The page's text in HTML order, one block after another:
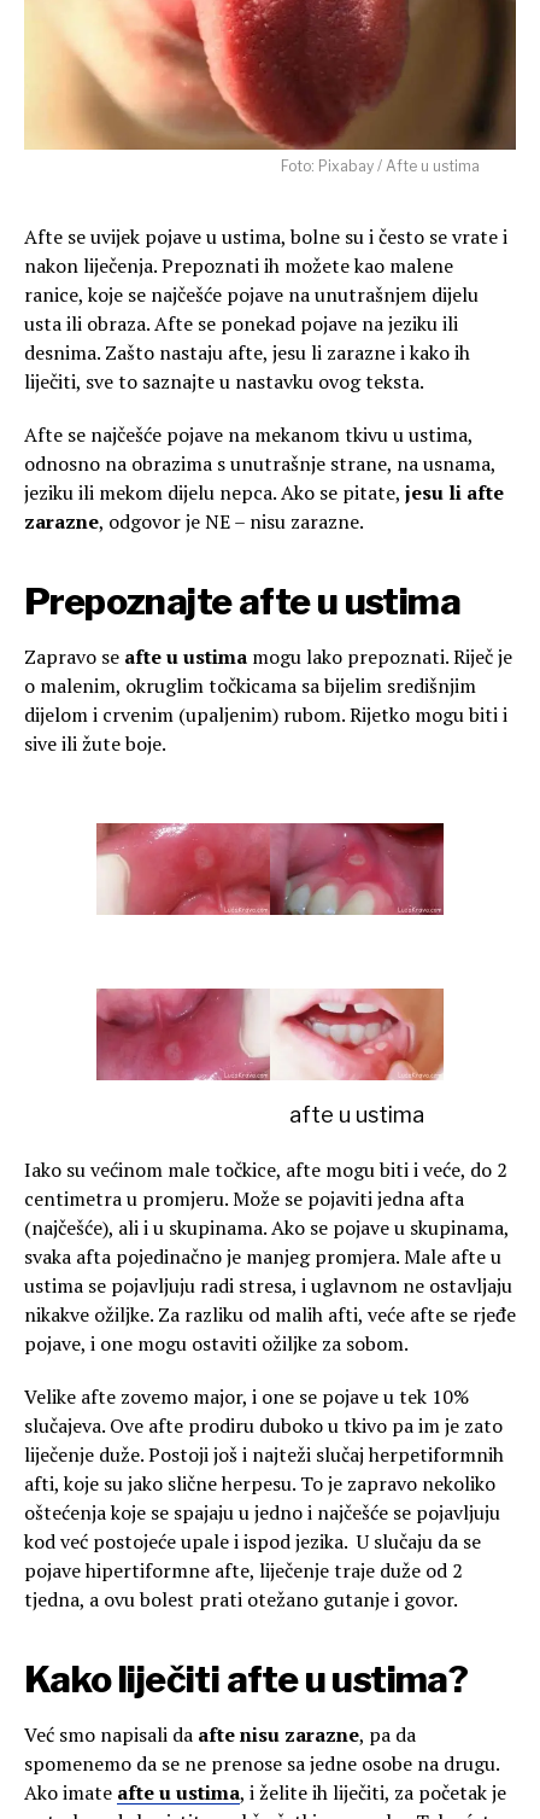
Foto: Pixabay / Afte u ustima
Afte se uvijek pojave u ustima, bolne su i često se vrate i
nakon liječenja. Prepoznati ih možete kao malene
ranice, koje se najčešće pojave na unutrašnjem dijelu
usta ili obraza. Afte se ponekad pojave na jeziku ili
desnima. Zašto nastaju afte, jesu li zarazne i kako ih
liječiti, sve to saznajte u nastavku ovog teksta.
Afte se najčešće pojave na mekanom tkivu u ustima,
odnosno na obrazima s unutrašnje strane, na usnama,
jeziku ili mekom dijelu nepca. Ako se pitate, jesu li afte
zarazne, odgovor je NE – nisu zarazne.
Prepoznajte afte u ustima
Zapravo se afte u ustima mogu lako prepoznati. Riječ je
o malenim, okruglim točkicama sa bijelim središnjim
dijelom i crvenim (upaljenim) rubom. Rijetko mogu biti i
sive ili žute boje.
afte u ustima
Iako su većinom male točkice, afte mogu biti i veće, do 2
centimetra u promjeru. Može se pojaviti jedna afta
(najčešće), ali i u skupinama. Ako se pojave u skupinama,
svaka afta pojedinačno je manjeg promjera. Male afte u
ustima se pojavljuju radi stresa, i uglavnom ne ostavljaju
nikakve ožiljke. Za razliku od malih afti, veće afte se rjeđe
pojave, i one mogu ostaviti ožiljke za sobom.
Velike afte zovemo major, i one se pojave u tek 10%
slučajeva. Ove afte prodiru duboko u tkivo pa im je zato
liječenje duže. Postoji još i najteži slučaj herpetiformnih
afti, koje su jako slične herpesu. To je zapravo nekoliko
oštećenja koje se spajaju u jedno i najčešće se pojavljuju
kod već postojeće upale i ispod jezika. U slučaju da se
pojave hipertiformne afte, liječenje traje duže od 2
tjedna, a ovu bolest prati otežano gutanje i govor.
Kako liječiti afte u ustima?
Već smo napisali da afte nisu zarazne, pa da
spomenemo da se ne prenose sa jedne osobe na drugu.
Ako imate afte u ustima, i želite ih liječiti, za početak je